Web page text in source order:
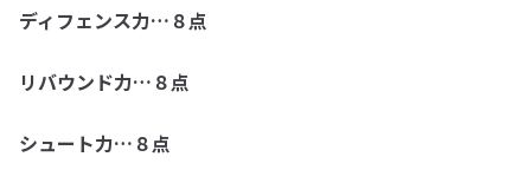
ディフェンス力…８点
リバウンド力…８点
シュート力…８点